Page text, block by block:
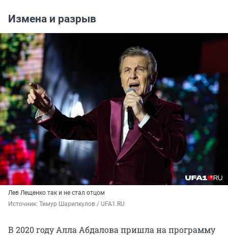
Измена и разрыв
Лев Лещенко так и не стал отцом
Источник: Тимур Шарипкулов / UFA1.RU
В 2020 году Алла Абдалова пришла на программу